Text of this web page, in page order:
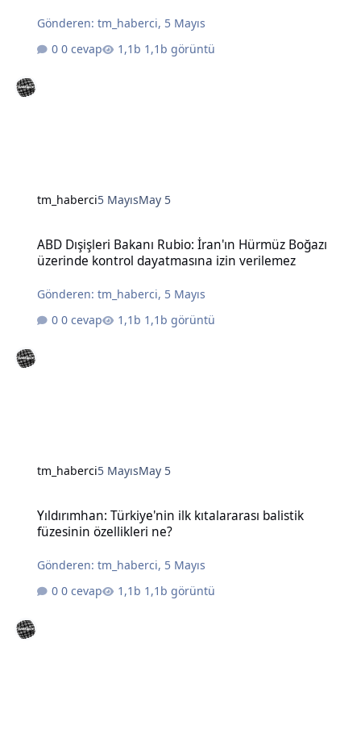
Gönderen:tm_haberci, 5 Mayıs
0 cevap
1,1b görüntü
tm_haberci5 MayısMay 5
ABD Dışişleri Bakanı Rubio: İran'ın Hürmüz Boğazı
üzerinde kontrol dayatmasına izin verilemez
Gönderen:tm_haberci, 5 Mayıs
0 cevap
1,1b görüntü
tm_haberci5 MayısMay 5
Yıldırımhan: Türkiye'nin ilk kıtalararası balistik
füzesinin özellikleri ne?
Gönderen:tm_haberci, 5 Mayıs
0 cevap
1,1b görüntü